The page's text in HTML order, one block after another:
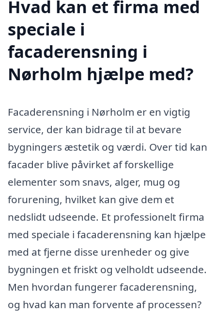
Hvad kan et firma med
speciale i
facaderensning i
Nørholm hjælpe med?
Facaderensning i Nørholm er en vigtig
service, der kan bidrage til at bevare
bygningers æstetik og værdi. Over tid kan
facader blive påvirket af forskellige
elementer som snavs, alger, mug og
forurening, hvilket kan give dem et
nedslidt udseende. Et professionelt firma
med speciale i facaderensning kan hjælpe
med at fjerne disse urenheder og give
bygningen et friskt og velholdt udseende.
Men hvordan fungerer facaderensning,
og hvad kan man forvente af processen?